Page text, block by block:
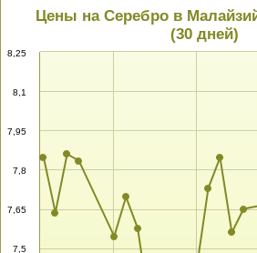
Цены на Серебро в
(30 дней)
7,5
7,65
7,8
7,95
8,1
8,25